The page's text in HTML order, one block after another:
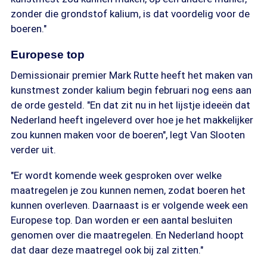
zonder die grondstof kalium, is dat voordelig voor de
boeren."
Europese top
Demissionair premier Mark Rutte heeft het maken van
kunstmest zonder kalium begin februari nog eens aan
de orde gesteld. "En dat zit nu in het lijstje ideeën dat
Nederland heeft ingeleverd over hoe je het makkelijker
zou kunnen maken voor de boeren", legt Van Slooten
verder uit.
"Er wordt komende week gesproken over welke
maatregelen je zou kunnen nemen, zodat boeren het
kunnen overleven. Daarnaast is er volgende week een
Europese top. Dan worden er een aantal besluiten
genomen over die maatregelen. En Nederland hoopt
dat daar deze maatregel ook bij zal zitten."